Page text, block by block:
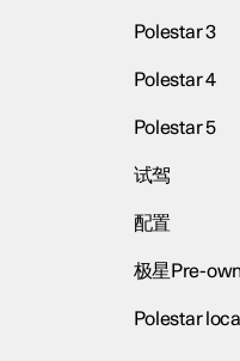
Polestar 3
Polestar 4
Polestar 5
试驾
配置
极星Pre-
Polestar